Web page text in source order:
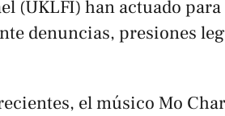
(UKLFI) han actuado
denuncias, presiones
el músico Mo